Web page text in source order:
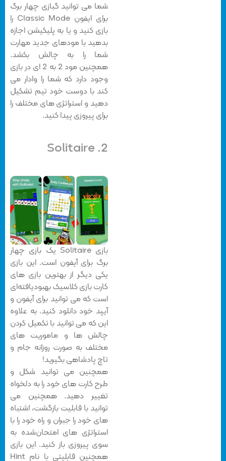
شما می توانید گبازی چهار برگ
برای ایفون
Classic Mode را
بازی کنید و یا به پلیکیشن اجازه
بدهید با مودهای جدید مهارت
شما را به چالش بکشد.
همچنین مود 2 به 2 ای در بازی
وجود دارد که شما را وادار می
کند با دوست خود تیم تشکیل
دهید و استراتژی های مختلف را
برای پیروزی پیدا کنید.
بازی Solitaire یک بازی چهار
برگ برای آیفون است. این بازی
یکی دیگر از بهترین بازی های
کارت بازی کلاسیک بهبودیافته‌ای
است که می توانید برای آیفون و
آیپد خود دانلود کنید. به علاوه
این که می توانید با تکمیل کردن
چالش ها و ماموریت های
مختلف به صورت روزانه جام و
تاچ پادشاهی بگیرید!
همچنین می توانید شکل و
طرح کارت های خود را به دلخواه
تغییر دهید. همچنین می
توانید با قابلیت بازگشت، اشتباه
های خود را جبران و راه خود را با
استراتژی های امتحان‌شده به
سوی پیروزی باز کنید. این بازی
همچنین قابلیتی با نام Hint